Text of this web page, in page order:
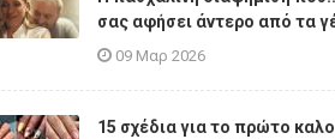
σας αφήσει άντερο από τα
09 Μαρ 2026
15 σχέδια για το πρώτο